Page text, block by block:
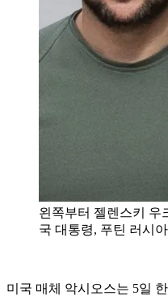
왼쪽부터 젤렌스키 우
국 대통령, 푸틴 러시
미국 매체 악시오스는 5일